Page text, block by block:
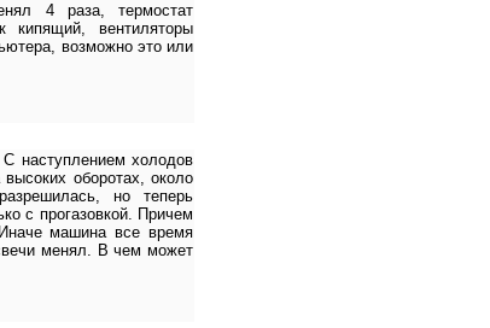
4 раза, термостат
кипящий, вентиляторы
возможно это или
наступлением холодов
оборотах, около
но теперь
с прогазовкой. Причем
машина все время
менял. В чем может